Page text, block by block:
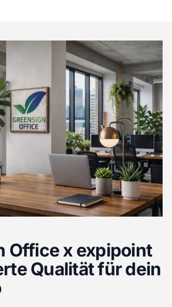
Office x expipoint
Qualität für dein